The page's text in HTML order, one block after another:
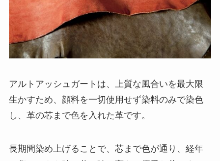
アルトアッシュガートは、上質な風合いを最大限
生かすため、顔料を一切使用せず染料のみで染色
し、革の芯まで色を入れた革です。
長期間染め上げることで、芯まで色が通り、経年